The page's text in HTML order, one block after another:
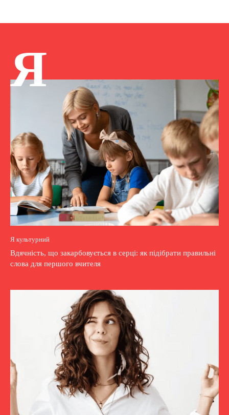
Я
Я культурний
Вдячність, що закарбовується в серці: як підібрати правильні
слова для першого вчителя